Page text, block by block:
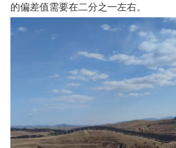
的偏差值需要在二分之一左右。